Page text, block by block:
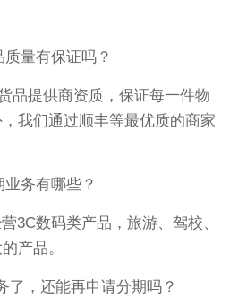
质量有保证吗？
品提供商资质，保证每一件物
我们通过顺丰等最优质的商家
业务有哪些？
3C数码类产品，旅游、驾校、
产品。
了，还能再申请分期吗？